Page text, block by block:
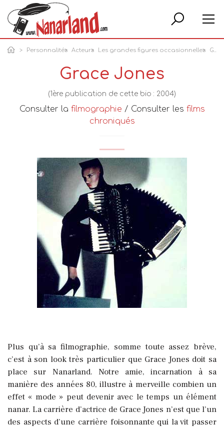
Personnalités Acteurs Les grandes figures occasionnelles Grace Jones
Grace Jones
(1ère publication de cette bio : 2004)
Consulter la filmographie / Consulter les films
chroniqués
Plus qu’à sa filmographie, somme toute assez brève,
c’est à son look très particulier que Grace Jones doit sa
place sur Nanarland. Notre amie, incarnation à sa
manière des années 80, illustre à merveille combien un
effet « mode » peut devenir avec le temps un élément
nanar. La carrière d’actrice de Grace Jones n’est que l’un
des aspects d’une carrière foisonnante qui la vit passer